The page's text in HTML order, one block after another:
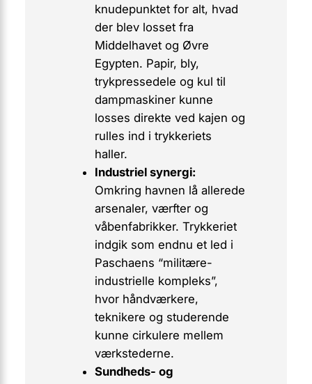
knudepunktet for alt, hvad
der blev losset fra
Middelhavet og Øvre
Egypten. Papir, bly,
trykpressedele og kul til
dampmaskiner kunne
losses direkte ved kajen og
rulles ind i trykkeriets
haller.
Industriel synergi:
Omkring havnen lå allerede
arsenaler, værfter og
våbenfabrikker. Trykkeriet
indgik som endnu et led i
Paschaens “militære-
industrielle kompleks”,
hvor håndværkere,
teknikere og studerende
kunne cirkulere mellem
værkstederne.
Sundheds- og